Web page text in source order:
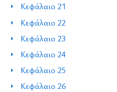
Κεφάλαιο 21
Κεφάλαιο 22
Κεφάλαιο 23
Κεφάλαιο 24
Κεφάλαιο 25
Κεφάλαιο 26